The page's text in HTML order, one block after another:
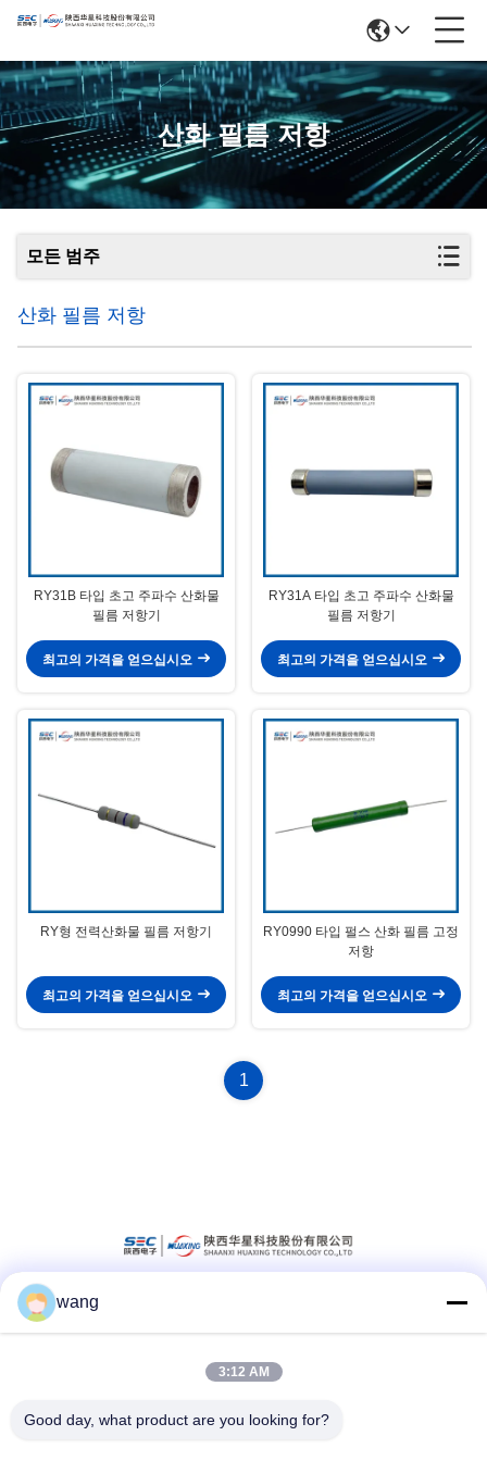
산화 필름 저항
모든 범주
산화 필름 저항
RY31B 타입 초고 주파수 산화물
필름 저항기
최고의 가격을 얻으십시오
RY31A 타입 초고 주파수 산화물
필름 저항기
최고의 가격을 얻으십시오
RY형 전력산화물 필름 저항기
최고의 가격을 얻으십시오
RY0990 타입 펄스 산화 필름 고정
저항
최고의 가격을 얻으십시오
1
소셜 미디어
빠른 연락
wang
3:12 AM
Good day, what product are you looking for?